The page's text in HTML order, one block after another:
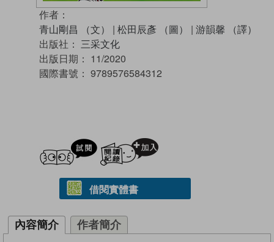
作者：
青山剛昌 （文）
| 松田辰彥 （圖） | 游韻馨 （譯）
出版社： 三采文化
出版日期： 11/2020
國際書號： 9789576584312
試閲
借閱實體書
內容簡介 作者簡介